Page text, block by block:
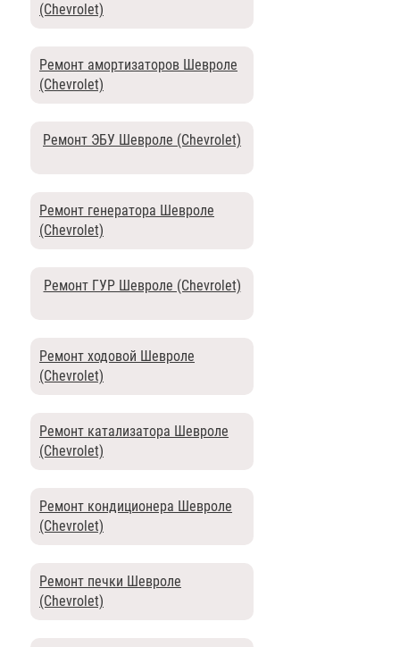
(Chevrolet)
Ремонт амортизаторов Шевроле
(Chevrolet)
Ремонт ЭБУ Шевроле (Chevrolet)
Ремонт генератора Шевроле
(Chevrolet)
Ремонт ГУР Шевроле (Chevrolet)
Ремонт ходовой Шевроле
(Chevrolet)
Ремонт катализатора Шевроле
(Chevrolet)
Ремонт кондиционера Шевроле
(Chevrolet)
Ремонт печки Шевроле
(Chevrolet)